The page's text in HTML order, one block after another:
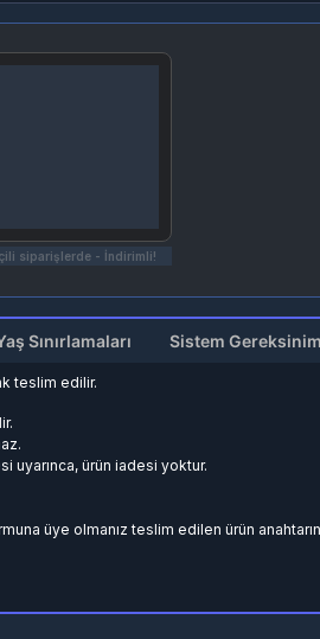
siparişlerde - İndirimli!
Sınırlamaları Sistem
teslim edilir.
uyarınca, ürün iadesi yoktur.
üye olmanız teslim edilen ürün